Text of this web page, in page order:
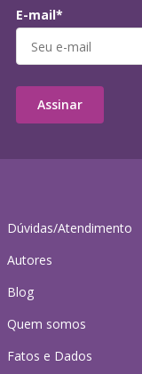
Dúvidas/Atendimento
Autores
Blog
Quem somos
Fatos e Dados
E-mail*
Assinar